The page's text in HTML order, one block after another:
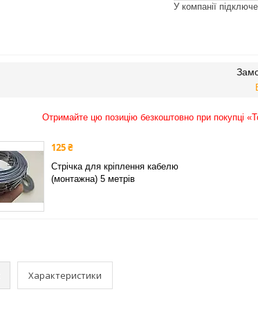
У компанії
Отримайте цю позицію безкоштовно при покупці
125 ₴
Стрічка для кріплення кабелю
(монтажна) 5 метрів
Характеристики